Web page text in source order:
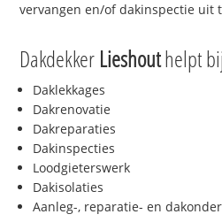
vervangen en/of dakinspectie uit
Dakdekker Lieshouthelpt
Daklekkages
Dakrenovatie
Dakreparaties
Dakinspecties
Loodgieterswerk
Dakisolaties
Aanleg-, reparatie- en